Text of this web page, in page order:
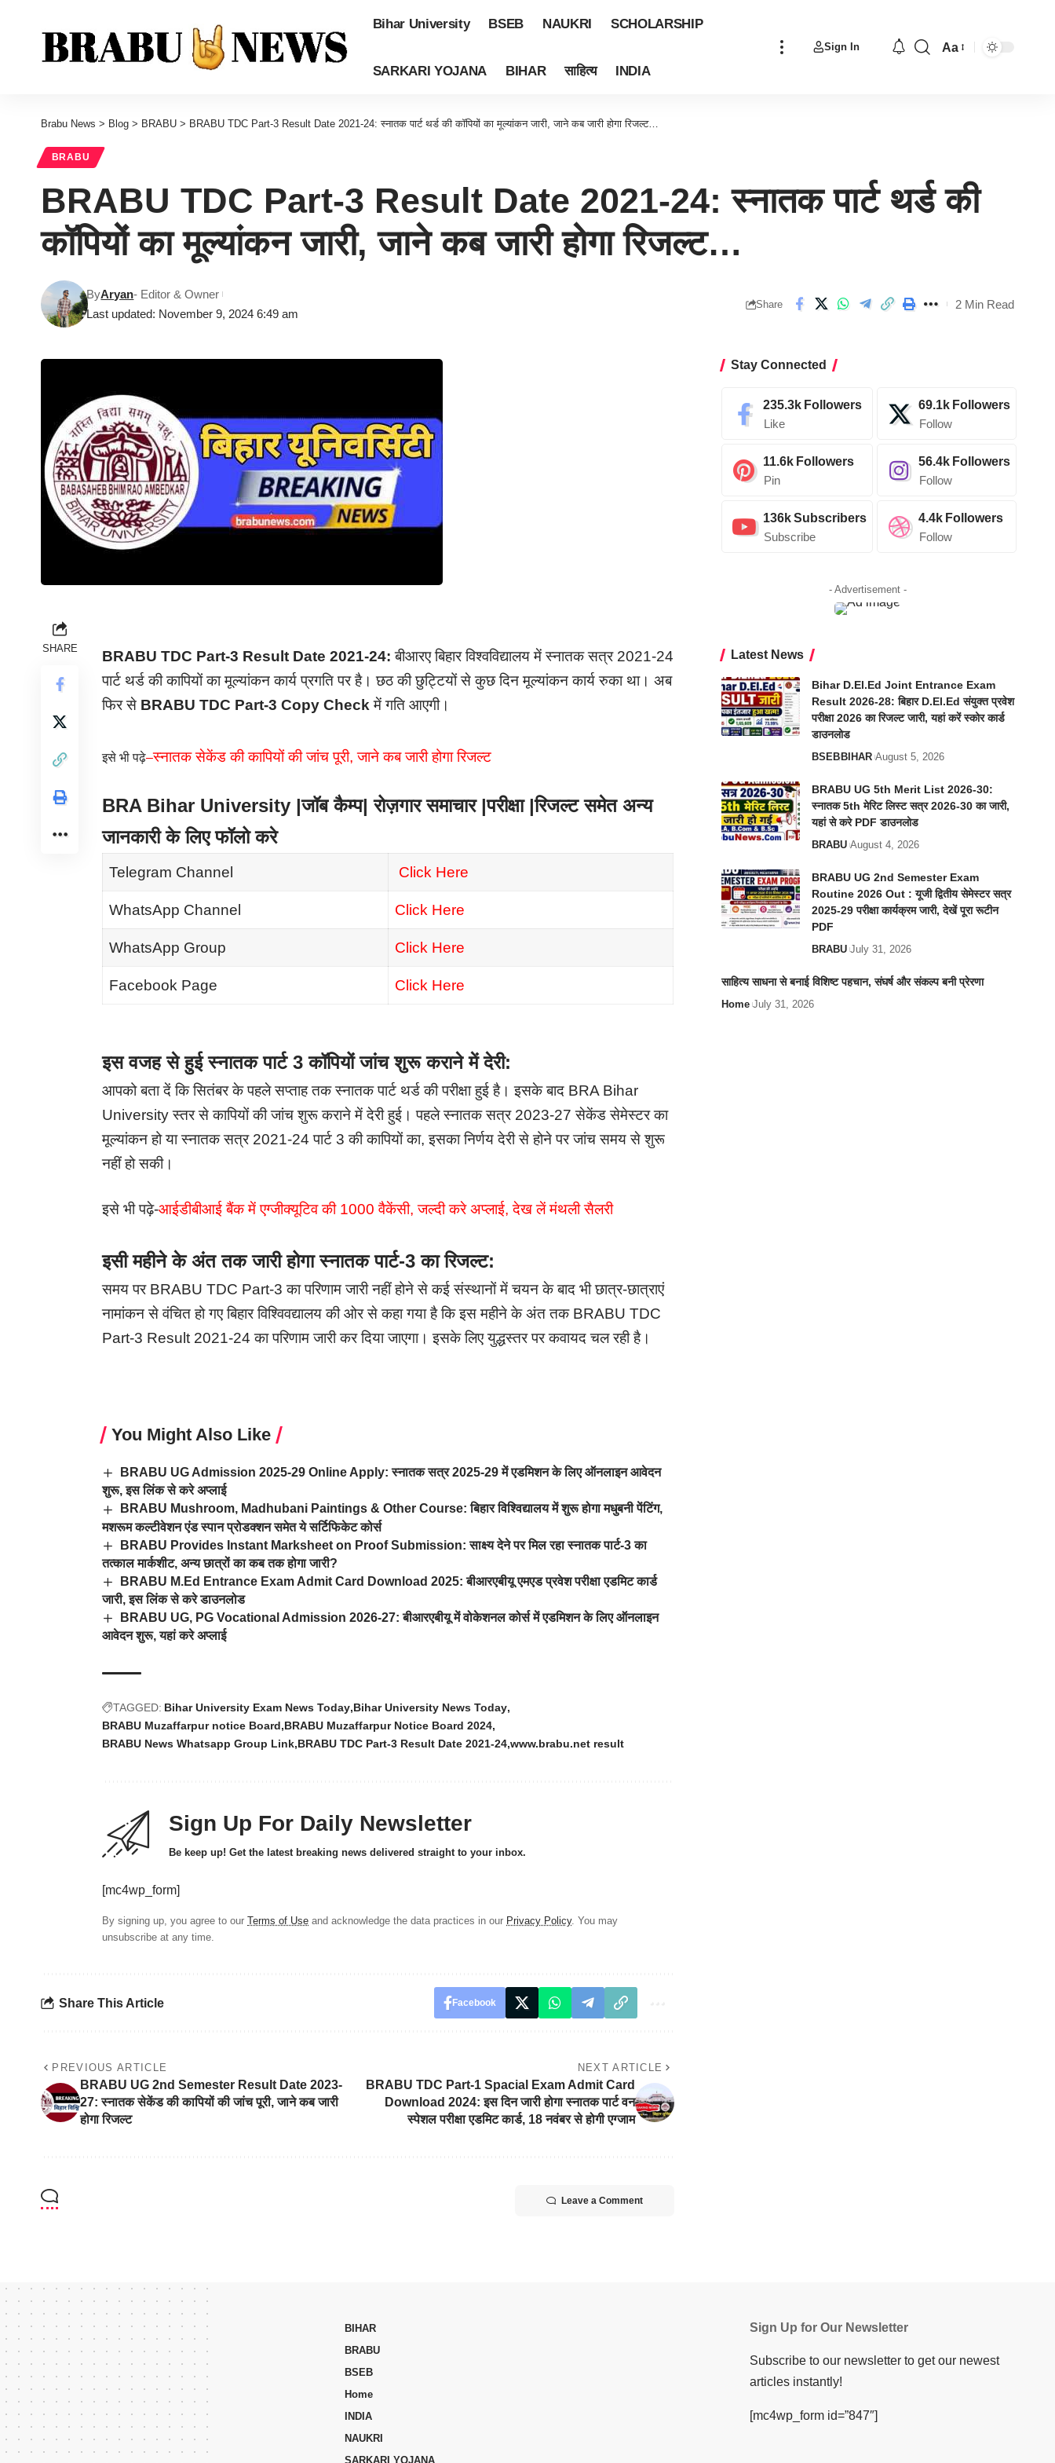
Bihar University BSEB NAUKRI SCHOLARSHIP
SARKARI YOJANA BIHAR साहित्य INDIA
Sign In Aa
Brabu News > Blog > BRABU > BRABU TDC Part-3 Result Date 2021-24: स्नातक पार्ट थर्ड की कॉपियों का मूल्यांकन जारी, जाने कब जारी होगा रिजल्ट…
BRABU
BRABU TDC Part-3 Result Date 2021-24: स्नातक पार्ट थर्ड की
कॉपियों का मूल्यांकन जारी, जाने कब जारी होगा रिजल्ट…
Last updated: November 9, 2024 6:49 am
ByAryan- Editor & Owner
Share 2 Min Read
SHARE BRABU TDC Part-3 Result Date 2021-24: बीआरए बिहार विश्वविद्यालय में स्नातक सत्र 2021-24
पार्ट थर्ड की कापियों का मूल्यांकन कार्य प्रगति पर है। छठ की छुट्टियों से कुछ दिन मूल्यांकन कार्य रुका था। अब
फिर से BRABU TDC Part-3 Copy Check में गति आएगी।
इसे भी पढ़े–स्नातक सेकेंड की कापियों की जांच पूरी, जाने कब जारी होगा रिजल्ट
BRA Bihar University |जॉब कैम्प| रोज़गार समाचार |परीक्षा |रिजल्ट समेत अन्य
जानकारी के लिए फॉलो करे
Telegram Channel Click Here
WhatsApp Channel Click Here
WhatsApp Group Click Here
Facebook Page Click Here
इस वजह से हुई स्नातक पार्ट 3 कॉपियों जांच शुरू कराने में देरी:
आपको बता दें कि सितंबर के पहले सप्ताह तक स्नातक पार्ट थर्ड की परीक्षा हुई है। इसके बाद BRA Bihar
University स्तर से कापियों की जांच शुरू कराने में देरी हुई।पहले स्नातक सत्र 2023-27 सेकेंड सेमेस्टर का
मूल्यांकन हो या स्नातक सत्र 2021-24 पार्ट 3 की कापियों का, इसका निर्णय देरी से होने पर जांच समय से शुरू
नहीं हो सकी।
इसे भी पढ़े-आईडीबीआई बैंक में एग्जीक्यूटिव की 1000 वैकेंसी, जल्दी करे अप्लाई, देख लें मंथली सैलरी
इसी महीने के अंत तक जारी होगा स्नातक पार्ट-3 का रिजल्ट:
समय पर BRABU TDC Part-3 का परिणाम जारी नहीं होने से कई संस्थानों में चयन के बाद भी छात्र-छात्राएं
नामांकन से वंचित हो गए बिहार विश्विवद्यालय की ओर से कहा गया है कि इस महीने के अंत तक BRABU TDC
Part-3 Result 2021-24 का परिणाम जारी कर दिया जाएगा। इसके लिए युद्धस्तर पर कवायद चल रही है।
You Might Also Like
BRABU UG Admission 2025-29 Online Apply: स्नातक सत्र 2025-29 में एडमिशन के लिए ऑनलाइन आवेदन
शुरू, इस लिंक से करे अप्लाई
BRABU Mushroom, Madhubani Paintings & Other Course: बिहार विश्विद्यालय में शुरू होगा मधुबनी पेंटिंग,
मशरूम कल्टीवेशन एंड स्पान प्रोडक्शन समेत ये सर्टिफिकेट कोर्स
BRABU Provides Instant Marksheet on Proof Submission: साक्ष्य देने पर मिल रहा स्नातक पार्ट-3 का
तत्काल मार्कशीट, अन्य छात्रों का कब तक होगा जारी?
BRABU M.Ed Entrance Exam Admit Card Download 2025: बीआरएबीयू एमएड प्रवेश परीक्षा एडमिट कार्ड
जारी, इस लिंक से करे डाउनलोड
BRABU UG, PG Vocational Admission 2026-27: बीआरएबीयू में वोकेशनल कोर्स में एडमिशन के लिए ऑनलाइन
आवेदन शुरू, यहां करे अप्लाई
TAGGED: Bihar University Exam News Today Bihar University News Today
BRABU Muzaffarpur notice Board BRABU Muzaffarpur Notice Board 2024
BRABU News Whatsapp Group Link BRABU TDC Part-3 Result Date 2021-24 www.brabu.net result
Sign Up For Daily Newsletter
Be keep up! Get the latest breaking news delivered straight to your inbox.
[mc4wp_form]
By signing up, you agree to our Terms of Use and acknowledge the data practices in our Privacy Policy. You may
unsubscribe at any time.
Share This Article Facebook
PREVIOUS ARTICLE
BRABU UG 2nd Semester Result Date 2023-
27: स्नातक सेकेंड की कापियों की जांच पूरी, जाने कब जारी
होगा रिजल्ट
NEXT ARTICLE
BRABU TDC Part-1 Spacial Exam Admit Card
Download 2024: इस दिन जारी होगा स्नातक पार्ट वन
स्पेशल परीक्षा एडमिट कार्ड, 18 नवंबर से होगी एग्जाम
Leave a Comment
Stay Connected
235.3k Followers
Like
69.1k Followers
Follow
11.6k Followers
Pin
56.4k Followers
Follow
136kSubscribers
Subscribe
4.4k Followers
Follow
- Advertisement -
Latest News
Bihar D.El.Ed Joint Entrance Exam
Result 2026-28: बिहार D.El.Ed संयुक्त प्रवेश
परीक्षा 2026 का रिजल्ट जारी, यहां करें स्कोर कार्ड
डाउनलोड
BSEBBIHAR August 5, 2026
BRABU UG 5th Merit List 2026-30:
स्नातक 5th मेरिट लिस्ट सत्र 2026-30 का जारी,
यहां से करे PDF डाउनलोड
BRABU August 4, 2026
BRABU UG 2nd Semester Exam
Routine 2026 Out : यूजी द्वितीय सेमेस्टर सत्र
2025-29 परीक्षा कार्यक्रम जारी, देखें पूरा रूटीन
PDF
BRABU July 31, 2026
साहित्य साधना से बनाई विशिष्ट पहचान, संघर्ष और संकल्प बनी प्रेरणा
Home July 31, 2026
BIHAR
BRABU
BSEB
Home
INDIA
NAUKRI
SARKARI YOJANA
Sign Up for Our Newsletter
Subscribe to our newsletter to get our newest
articles instantly!
[mc4wp_form id=”847″]